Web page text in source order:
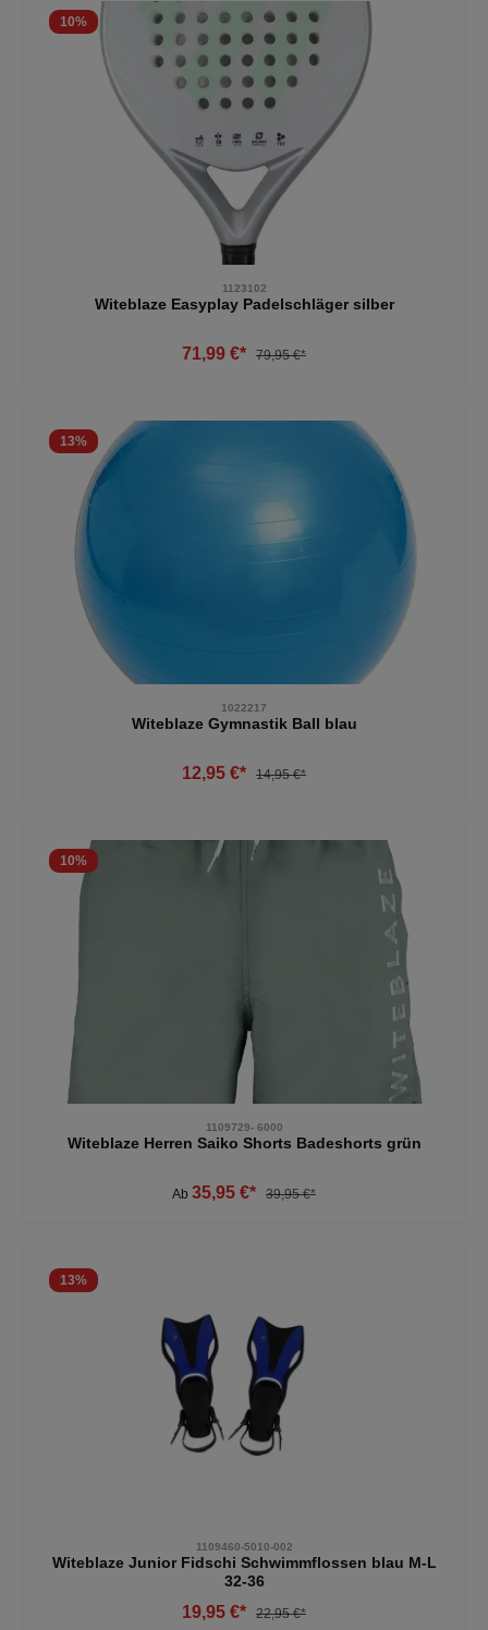
10%
1123102
Witeblaze Easyplay Padelschläger silber
71,99 €* 79,95 €*
13%
1022217
Witeblaze Gymnastik Ball blau
12,95 €* 14,95 €*
10%
1109729- 6000
Witeblaze Herren Saiko Shorts Badeshorts grün
Ab 35,95 €* 39,95 €*
13%
1109460-5010-002
Witeblaze Junior Fidschi Schwimmflossen blau M-L
32-36
19,95 €* 22,95 €*